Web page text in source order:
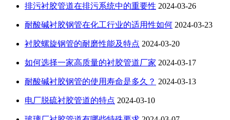
排污衬胶管道在排污系统中的重要性 2024-03-26
耐酸碱衬胶钢管在化工行业的适用性如何 2024-03-23
衬胶螺旋钢管的耐磨性能及特点 2024-03-20
如何选择一家高质量的衬胶管道厂家 2024-03-17
耐酸碱衬胶钢管的使用寿命是多久？ 2024-03-13
电厂脱硫衬胶管道的特点 2024-03-10